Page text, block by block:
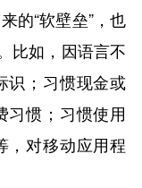
的“软壁垒”，也
比如，因语言不
识；习惯现金或
习惯；习惯使用
，对移动应用程